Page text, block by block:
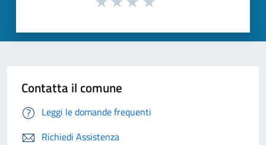
Contatta il comune
Leggi le domande frequenti
Richiedi Assistenza